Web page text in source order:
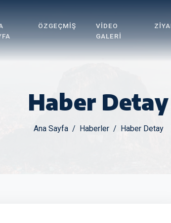
ÖZGEÇMIŞ
VIDEO
GALERI
Haber Detay
Ana Sayfa Haberler Haber Detay